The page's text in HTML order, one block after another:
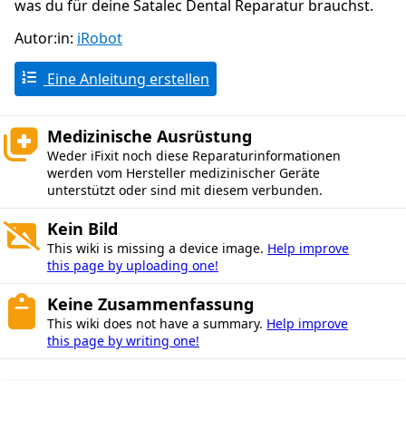
was du für deine Satalec Dental Reparatur brauchst.
Autor:in: iRobot
Eine Anleitung erstellen
Medizinische Ausrüstung
Weder iFixit noch diese Reparaturinformationen
werden vom Hersteller medizinischer Geräte
unterstützt oder sind mit diesem verbunden.
Kein Bild
This wiki is missing a device image. Help improve
this page by uploading one!
Keine Zusammenfassung
This wiki does not have a summary. Help improve
this page by writing one!